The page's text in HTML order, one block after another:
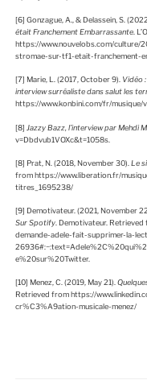
[6] Gonzague, A., & Delassein, S.
était Franchement Embarrassante.
https://www.nouvelobs.com/culture/
stromae-sur-tf1-etait-franchement-
[7] Marie, L. (2017, October 9). Vidéo
interview surréaliste dans salut les
https://www.konbini.com/fr/
[8] Jazzy Bazz, l’interview par Mehdi
v=Dbdvub1VOXc&t=1058s.
[8] Prat, N. (2018, November 30). Le
from https://www.liberation.fr/
titres_1695238/
[9] Demotivateur. (2021, November
Sur Spotify. Demotivateur.
demande-adele-fait-supprimer-la-
e%20sur%20Twitter.
[10] Menez, C. (2019, May 21).
Retrieved from https://
cr%C3%A9ation-musicale-menez/